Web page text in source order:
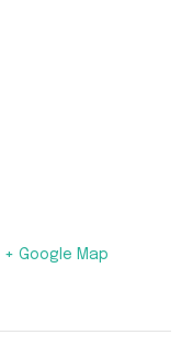
+ Google Map